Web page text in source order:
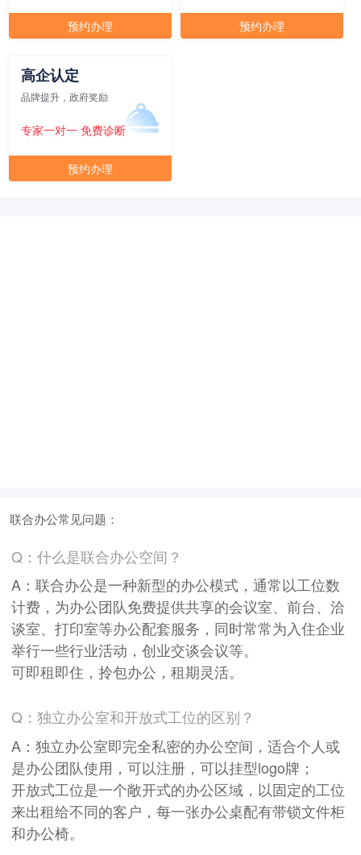
30人间 68400元/月/间
预约办理 预约办理
高企认定
品牌提升，政府奖励
专家一对一 免费诊断
预约办理
联合办公常见问题：
Q：什么是联合办公空间？
A：联合办公是一种新型的办公模式，通常以工位数
计费，为办公团队免费提供共享的会议室、前台、洽
谈室、打印室等办公配套服务，同时常常为入住企业
举行一些行业活动，创业交谈会议等。
可即租即住，拎包办公，租期灵活。
Q：独立办公室和开放式工位的区别？
A：独立办公室即完全私密的办公空间，适合个人或
是办公团队使用，可以注册，可以挂型logo牌；
开放式工位是一个敞开式的办公区域，以固定的工位
来出租给不同的客户，每一张办公桌配有带锁文件柜
和办公椅。